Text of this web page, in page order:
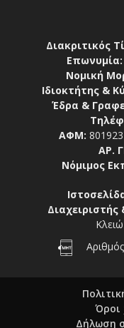
Διακριτικός
Επωνυμία:
Νομική
Ιδιοκτήτης &
Έδρα &
ΑΦΜ:
ΑΡ.
Νόμιμος
Όροι
Δήλωση